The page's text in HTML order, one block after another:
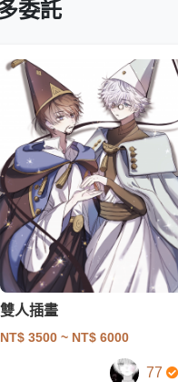
委託
雙人插畫
NT$ 3500 ~ NT$ 6000
77